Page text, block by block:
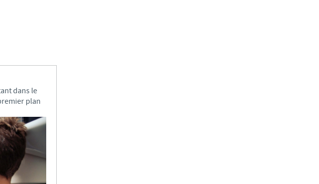
autre site du groupe.
médicales varient d'un pays à un autre. En
du site sur lequel vous entrez pourraient ne pas être
dans le
plan